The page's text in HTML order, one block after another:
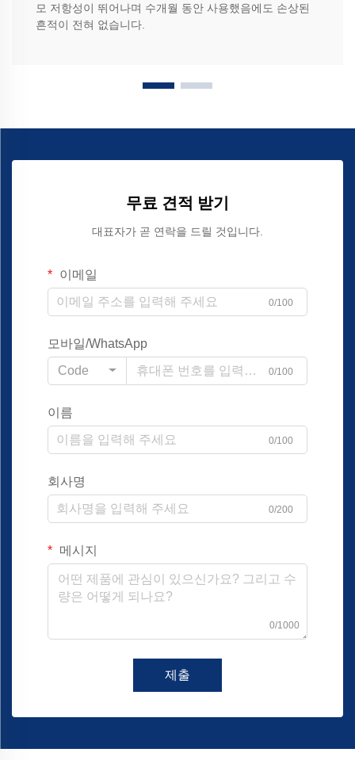
모 저항성이 뛰어나며 수개월 동안 사용했음에도 손상된
흔적이 전혀 없습니다.
무료 견적 받기
대표자가 곧 연락을 드릴 것입니다.
이메일
0/100
모바일/WhatsApp
Code
0/100
이름
0/100
회사명
0/200
메시지
0/1000
제출